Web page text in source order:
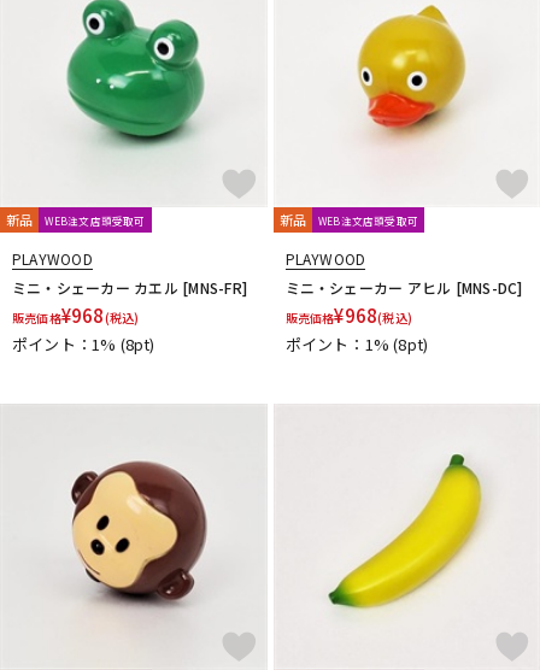
ドラム パーカッション
キーボード 電子ピアノ
アンプ エフェクター
DTM オンライン納品 レコーディング機器
配信/ライブ機器 楽器アクセサリ
新品 WEB注文店頭受取可
PLAYWOOD
ミニ・シェーカー カエル [MNS-FR]
販売価格¥968(税込)
ポイント：1% (8pt)
新品 WEB注文店頭受取可
PLAYWOOD
ミニ・シェーカー アヒル [MNS-DC]
販売価格¥968(税込)
ポイント：1%(8pt)